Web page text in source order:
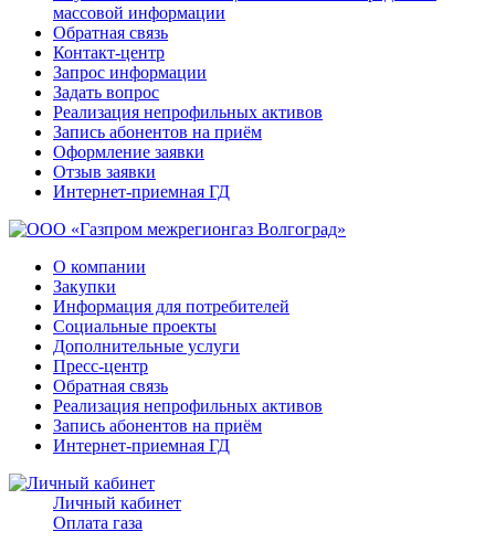
массовой информации
Обратная связь
Контакт-центр
Запрос информации
Задать вопрос
Реализация непрофильных активов
Запись абонентов на приём
Оформление заявки
Отзыв заявки
Интернет-приемная ГД
О компании
Закупки
Информация для потребителей
Социальные проекты
Дополнительные услуги
Пресс-центр
Обратная связь
Реализация непрофильных активов
Запись абонентов на приём
Интернет-приемная ГД
Личный кабинет
Оплата газа